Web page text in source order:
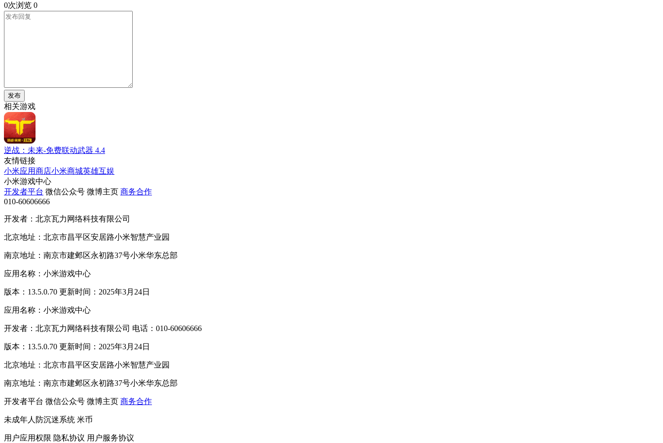
0次浏览 0
发布
相关游戏
逆战：未来-免费联动武器 4.4
友情链接
小米应用商店小米商城英雄互娱
小米游戏中心
开发者平台 微信公众号 微博主页 商务合作
010-60606666
开发者：北京瓦力网络科技有限公司
北京地址：北京市昌平区安居路小米智慧产业园
南京地址：南京市建邺区永初路37号小米华东总部
应用名称：小米游戏中心
版本：13.5.0.70 更新时间：2025年3月24日
应用名称：小米游戏中心
开发者：北京瓦力网络科技有限公司 电话：010-60606666
版本：13.5.0.70 更新时间：2025年3月24日
北京地址：北京市昌平区安居路小米智慧产业园
南京地址：南京市建邺区永初路37号小米华东总部
开发者平台 微信公众号 微博主页 商务合作
未成年人防沉迷系统 米币
用户应用权限 隐私协议 用户服务协议